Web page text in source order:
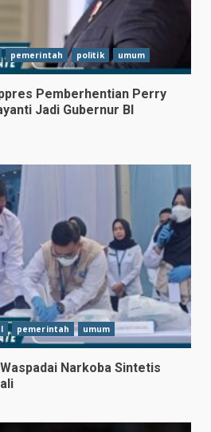
pemerintah politik umum
Pemberhentian Perry
Jadi Gubernur BI
pemerintah umum
Narkoba Sintetis